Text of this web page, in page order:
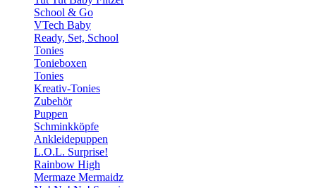
School & Go
VTech Baby
Ready, Set, School
Tonies
Tonieboxen
Tonies
Kreativ-Tonies
Zubehör
Puppen
Schminkköpfe
Ankleidepuppen
L.O.L. Surprise!
Rainbow High
Mermaze Mermaidz